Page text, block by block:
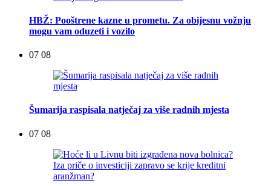
HBŽ: Pooštrene kazne u prometu. Za obijesnu vožnju
mogu vam oduzeti i vozilo
07 08
Šumarija raspisala natječaj za više radnih mjesta
07 08